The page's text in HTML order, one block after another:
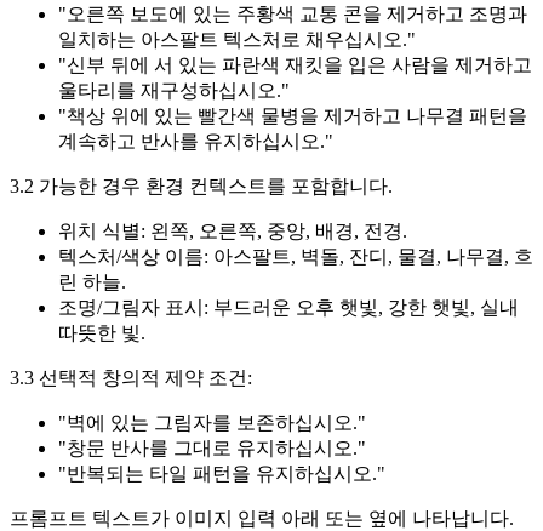
"오른쪽 보도에 있는 주황색 교통 콘을 제거하고 조명과
일치하는 아스팔트 텍스처로 채우십시오."
"신부 뒤에 서 있는 파란색 재킷을 입은 사람을 제거하고
울타리를 재구성하십시오."
"책상 위에 있는 빨간색 물병을 제거하고 나무결 패턴을
계속하고 반사를 유지하십시오."
3.2 가능한 경우 환경 컨텍스트를 포함합니다.
위치 식별: 왼쪽, 오른쪽, 중앙, 배경, 전경.
텍스처/색상 이름: 아스팔트, 벽돌, 잔디, 물결, 나무결, 흐
린 하늘.
조명/그림자 표시: 부드러운 오후 햇빛, 강한 햇빛, 실내
따뜻한 빛.
3.3 선택적 창의적 제약 조건:
"벽에 있는 그림자를 보존하십시오."
"창문 반사를 그대로 유지하십시오."
"반복되는 타일 패턴을 유지하십시오."
프롬프트 텍스트가 이미지 입력 아래 또는 옆에 나타납니다.